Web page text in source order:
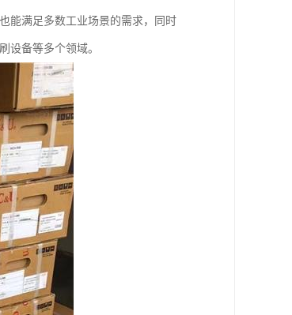
能满足多数工业场景的需求，同时
设备等多个领域。